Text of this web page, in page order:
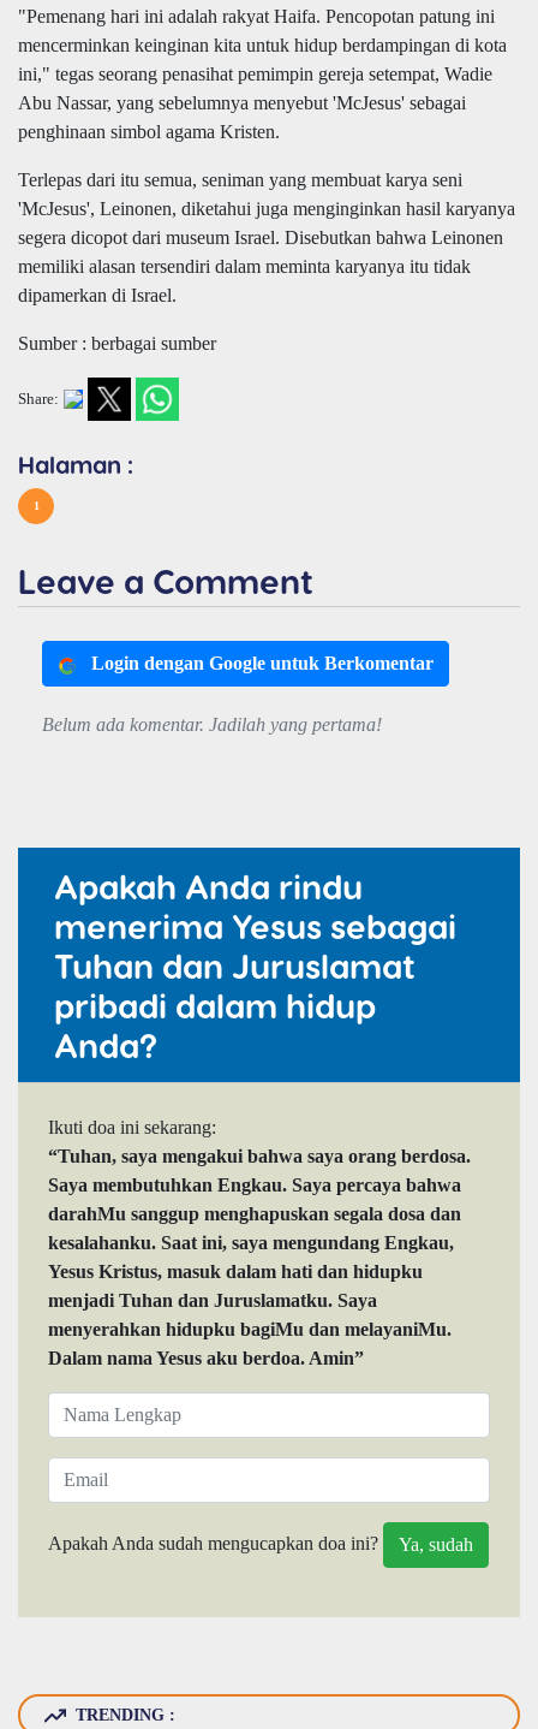
"Pemenang hari ini adalah rakyat Haifa. Pencopotan patung ini
mencerminkan keinginan kita untuk hidup berdampingan di kota
ini," tegas seorang penasihat pemimpin gereja setempat, Wadie
Abu Nassar, yang sebelumnya menyebut 'McJesus' sebagai
penghinaan simbol agama Kristen.
Terlepas dari itu semua, seniman yang membuat karya seni
'McJesus', Leinonen, diketahui juga menginginkan hasil karyanya
segera dicopot dari museum Israel. Disebutkan bahwa Leinonen
memiliki alasan tersendiri dalam meminta karyanya itu tidak
dipamerkan di Israel.
Sumber : berbagai sumber
Share:
Halaman :
1
Leave a Comment
Login dengan Google untuk Berkomentar
Belum ada komentar. Jadilah yang pertama!
Apakah Anda rindu
menerima Yesus sebagai
Tuhan dan Juruslamat
pribadi dalam hidup
Anda?
Ikuti doa ini sekarang:
“Tuhan, saya mengakui bahwa saya orang berdosa.
Saya membutuhkan Engkau. Saya percaya bahwa
darahMu sanggup menghapuskan segala dosa dan
kesalahanku. Saat ini, saya mengundang Engkau,
Yesus Kristus, masuk dalam hati dan hidupku
menjadi Tuhan dan Juruslamatku. Saya
menyerahkan hidupku bagiMu dan melayaniMu.
Dalam nama Yesus aku berdoa. Amin”
Apakah Anda sudah mengucapkan doa ini?
TRENDING :